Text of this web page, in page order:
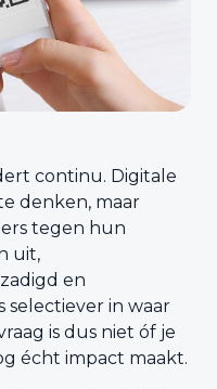
continu. Digitale
denken, maar
tegen hun
uit,
en
in waar
is dus niet óf je
écht impact maakt.